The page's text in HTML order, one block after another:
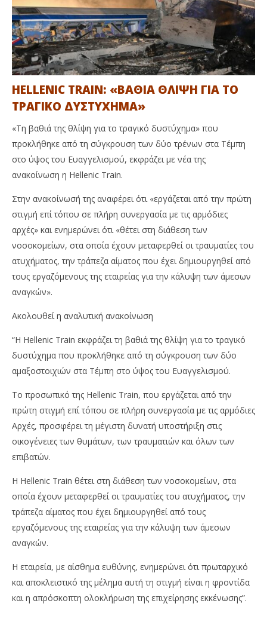
HELLENIC TRAIN: «ΒΑΘΙΑ ΘΛΙΨΗ ΓΙΑ ΤΟ
ΤΡΑΓΙΚΟ ΔΥΣΤΥΧΗΜΑ»
«Τη βαθιά της θλίψη για το τραγικό δυστύχημα» που
προκλήθηκε από τη σύγκρουση των δύο τρένων στα Τέμπη
στο ύψος του Ευαγγελισμού, εκφράζει με νέα της
ανακοίνωση η Hellenic Train.
Στην ανακοίνωσή της αναφέρει ότι «εργάζεται από την πρώτη
στιγμή επί τόπου σε πλήρη συνεργασία με τις αρμόδιες
αρχές» και ενημερώνει ότι «θέτει στη διάθεση των
νοσοκομείων, στα οποία έχουν μεταφερθεί οι τραυματίες του
ατυχήματος, την τράπεζα αίματος που έχει δημιουργηθεί από
τους εργαζόμενους της εταιρείας για την κάλυψη των άμεσων
αναγκών».
Ακολουθεί η αναλυτική ανακοίνωση
“H Hellenic Train εκφράζει τη βαθιά της θλίψη για το τραγικό
δυστύχημα που προκλήθηκε από τη σύγκρουση των δύο
αμαξοστοιχιών στα Τέμπη στο ύψος του Ευαγγελισμού.
Το προσωπικό της Hellenic Train, που εργάζεται από την
πρώτη στιγμή επί τόπου σε πλήρη συνεργασία με τις αρμόδιες
Αρχές, προσφέρει τη μέγιστη δυνατή υποστήριξη στις
οικογένειες των θυμάτων, των τραυματιών και όλων των
επιβατών.
Η Hellenic Train θέτει στη διάθεση των νοσοκομείων, στα
οποία έχουν μεταφερθεί οι τραυματίες του ατυχήματος, την
τράπεζα αίματος που έχει δημιουργηθεί από τους
εργαζόμενους της εταιρείας για την κάλυψη των άμεσων
αναγκών.
Η εταιρεία, με αίσθημα ευθύνης, ενημερώνει ότι πρωταρχικό
και αποκλειστικό της μέλημα αυτή τη στιγμή είναι η φροντίδα
και η απρόσκοπτη ολοκλήρωση της επιχείρησης εκκένωσης”.